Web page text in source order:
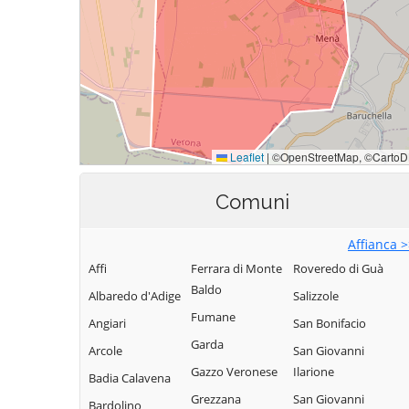
Comuni
Affianca
Affi
Albaredo d'Adige
Angiari
Arcole
Badia Calavena
Bardolino
Ferrara di Monte
Baldo
Fumane
Garda
Gazzo Veronese
Grezzana
Roveredo di Guà
Salizzole
San Bonifacio
San Giovanni
Ilarione
San Giovanni